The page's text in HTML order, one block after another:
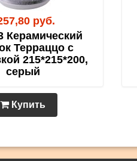
руб.
Керамический
Терраццо с
215*215*200,
серый
Купить